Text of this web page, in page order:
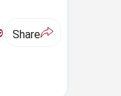
Share